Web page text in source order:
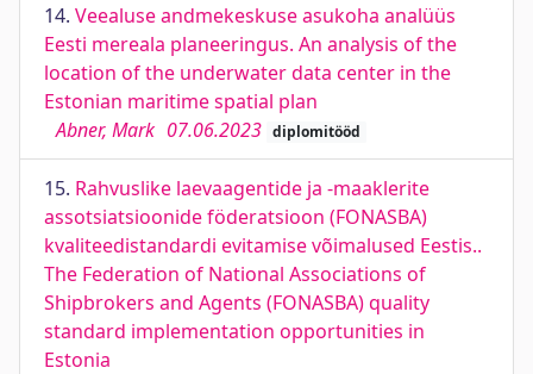
14. Veealuse andmekeskuse asukoha analüüs
Eesti mereala planeeringus. An analysis of the
location of the underwater data center in the
Estonian maritime spatial plan
Abner, Mark 07.06.2023 diplomitööd
15. Rahvuslike laevaagentide ja -maaklerite
assotsiatsioonide föderatsioon (FONASBA)
kvaliteedistandardi evitamise võimalused Eestis..
The Federation of National Associations of
Shipbrokers and Agents (FONASBA) quality
standard implementation opportunities in
Estonia